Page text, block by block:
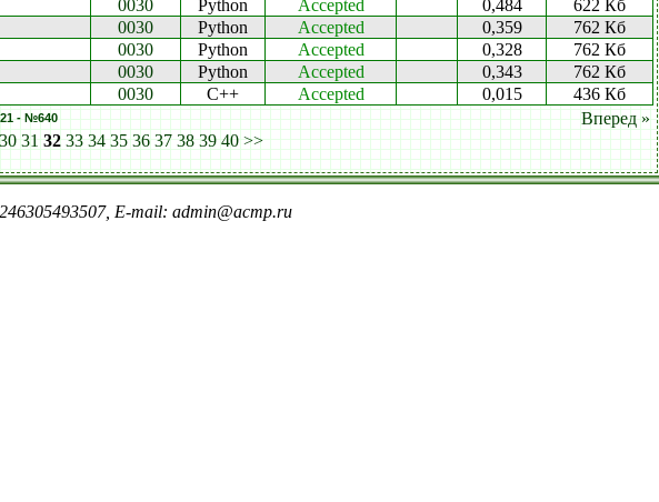
0030 Python Accepted 0,484
622 Кб
0030 Python Accepted 0,359
762 Кб
0030 Python Accepted 0,328
762 Кб
0030 Python Accepted 0,343
762 Кб
0030 C++ Accepted 0,015
436 Кб
- №640
Вперед »
31 32 33 34 35 36 37 38 39 40 >>
E-mail: admin@acmp.ru